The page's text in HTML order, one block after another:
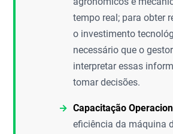
tempo real; para obter
o investimento
necessário que o
interpretar essas
tomar decisões.
Capacitação
eficiência da máquina